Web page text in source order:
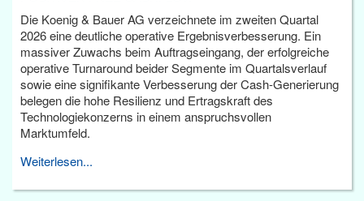
Die Koenig & Bauer AG verzeichnete im zweiten Quartal
2026 eine deutliche operative Ergebnisverbesserung. Ein
massiver Zuwachs beim Auftragseingang, der erfolgreiche
operative Turnaround beider Segmente im Quartalsverlauf
sowie eine signifikante Verbesserung der Cash-Generierung
belegen die hohe Resilienz und Ertragskraft des
Technologiekonzerns in einem anspruchsvollen
Marktumfeld.
Weiterlesen...